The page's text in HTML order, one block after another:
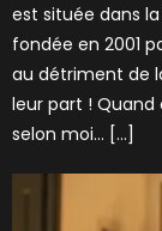
est située dans
fondée en 2001
au détriment de
leur part ! Quand
selon moi… […]